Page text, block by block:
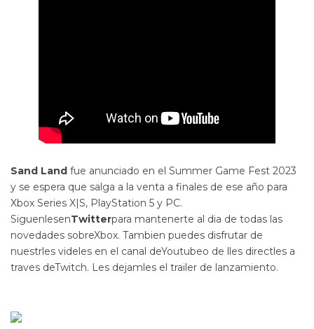
Sand Land fue anunciado en el Summer Game Fest 2023
y se espera que salga a la venta a finales de ese año para
Xbox Series X|S, PlayStation 5 y PC.
SiguenlesenTwitterpara mantenerte al dia de todas las
novedades sobreXbox. Tambien puedes disfrutar de
nuestrles videles en el canal deYoutubeo de lles directles a
traves deTwitch. Les dejamles el trailer de lanzamiento.